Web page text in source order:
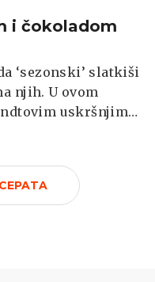
i čokoladom
‘sezonski’ slatkiši
njih. U ovom
uskršnjim